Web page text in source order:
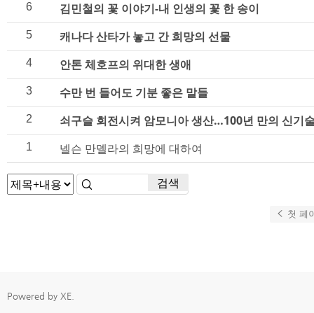
6 김민철의 꽃 이야기-내 인생의 꽃 한 송이
5 캐나다 산타가 놓고 간 희망의 선물
4 안톤 체호프의 위대한 생애
3 수만 번 들어도 기분 좋은 말들
2 쇠구슬 회전시켜 암모니아 생산…100년 만의 신기
1 넬슨 만델라의 희망에 대하여
검색
첫 페
Powered by XE